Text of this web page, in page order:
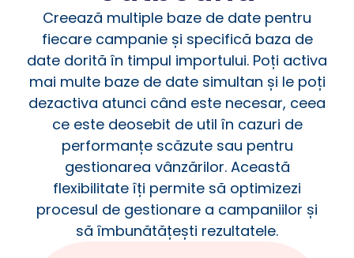
Creează multiple baze de date pentru
fiecare campanie și specifică baza de
date dorită în timpul importului. Poți activa
mai multe baze de date simultan și le poți
dezactiva atunci când este necesar, ceea
ce este deosebit de util în cazuri de
performanțe scăzute sau pentru
gestionarea vânzărilor. Această
flexibilitate îți permite să optimizezi
procesul de gestionare a campaniilor și
să îmbunătățești rezultatele.